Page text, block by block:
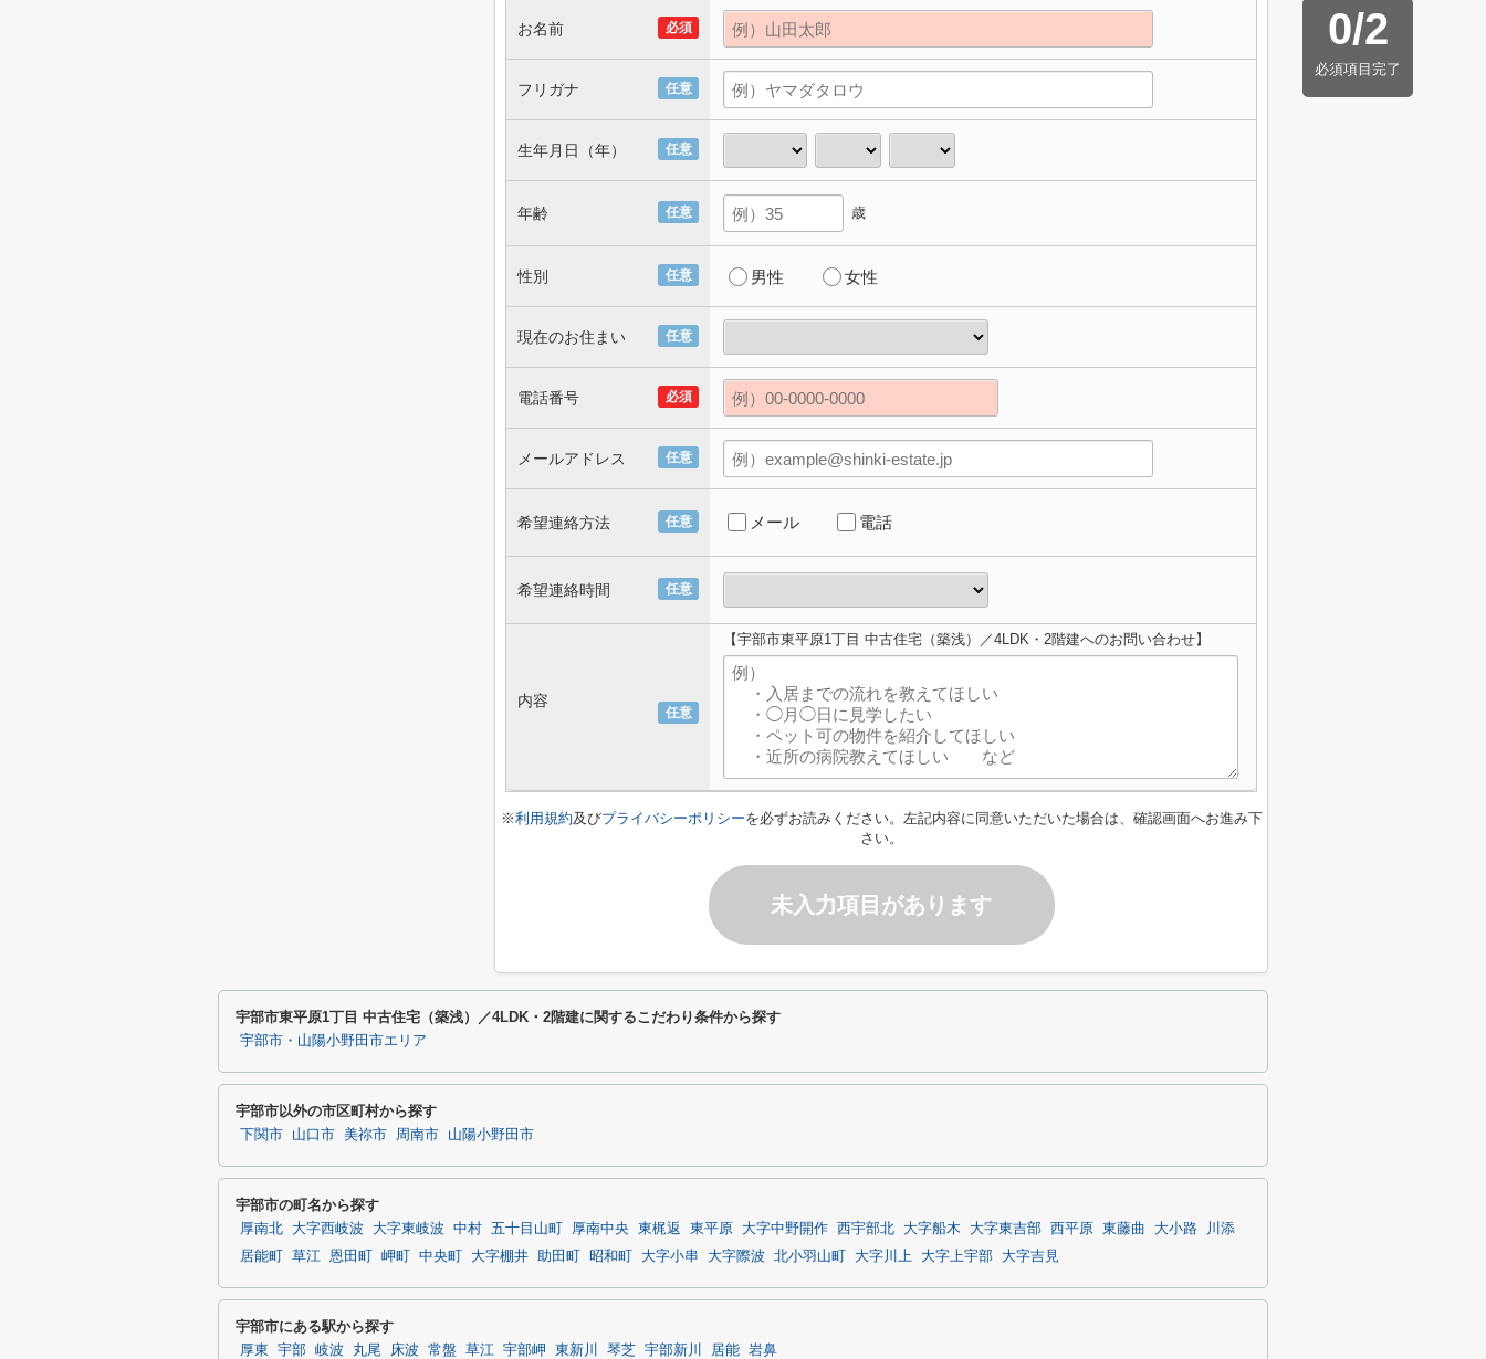
0/2
必須項目完了
必須
お名前
任意
フリガナ
任意
生年月日（年）
任意
年齢 歳
任意
性別 男性 女性
任意
現在のお住まい
必須
電話番号
任意
メールアドレス
任意
希望連絡方法 メール 電話
任意
希望連絡時間
任意
内容
【宇部市東平原1丁目 中古住宅（築浅）／4LDK・2階建へのお問い合わせ】
※利用規約及びプライバシーポリシーを必ずお読みください。左記内容に同意いただいた場合は、確認画面へお進み下
さい。
未入力項目があります
宇部市東平原1丁目 中古住宅（築浅）／4LDK・2階建に関するこだわり条件から探す
宇部市・山陽小野田市エリア
宇部市以外の市区町村から探す
下関市 山口市 美祢市 周南市 山陽小野田市
宇部市の町名から探す
厚南北 大字西岐波 大字東岐波 中村 五十目山町 厚南中央 東梶返 東平原 大字中野開作 西宇部北 大字船木 大字東吉部 西平原 東藤曲 大小路
川添
居能町
草江 恩田町 岬町 中央町 大字棚井 助田町 昭和町 大字小串 大字際波 北小羽山町 大字川上 大字上宇部 大字吉見
宇部市にある駅から探す
厚東 宇部 岐波 丸尾 床波 常盤 草江 宇部岬 東新川 琴芝 宇部新川 居能 岩鼻